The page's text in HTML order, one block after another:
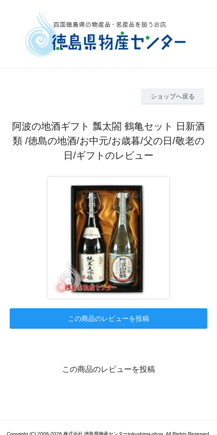
ショップへ戻る
阿波の地酒ギフト 瓢太閤 鶴亀セット 日新酒
類 /徳島の地酒/お中元/お歳暮/父の日/敬老の
日/ギフトのレビュー
この商品のレビューを投稿
この商品のレビューを投稿
Copyright (C) 2006-2026 株式会社 徳島県物産センターtokushima-shop. All Rights Reserved.